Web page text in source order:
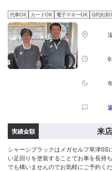
代車OK カードOK 電子マネーOK QR決済
実績金額 来
シャーシブラックはメガセルフ草津
い足回りを塗装することでお車を長持
でも構いませんのでお気軽にご予約く